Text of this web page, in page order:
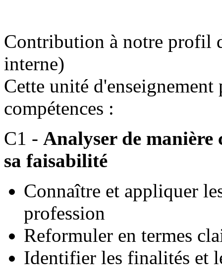
Contribution à notre profil
interne)
Cette unité
compétences :
C1 - Analyser de
sa faisabilité
Connaître et appliquer
profession
Reformuler en termes
Identifier les finalités et